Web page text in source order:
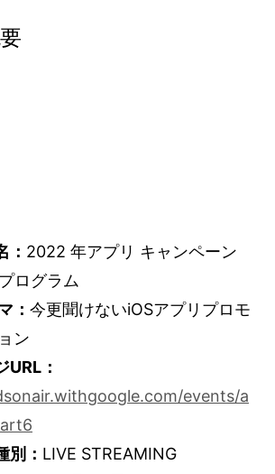
： 2022 年アプリ キャンペーン
ログラム
： 今更聞けないiOSアプリプロモ
ン
URL：
events/a
別： LIVE STREAMING